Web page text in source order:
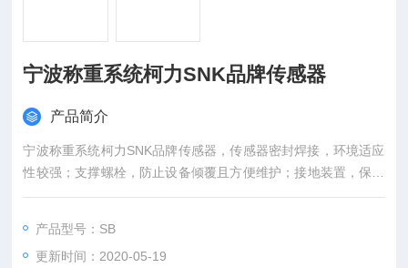
宁波称重系统柯力SNK品牌传感器
产品简介
宁波称重系统柯力SNK品牌传感器，传感器密封焊接，环境适应
性较强；支撑螺栓，防止设备倾覆且方便维护；接地装置，保护
传感器免受电源浪涌冲击；高度低、外型小；全焊接密封，防护
斗秤、料仓秤、测力试验机等场合。
产品型号：SB
更新时间：2020-05-19